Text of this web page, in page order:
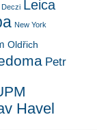
Deczi Leica
New York
Oldřich
Petr
Havel